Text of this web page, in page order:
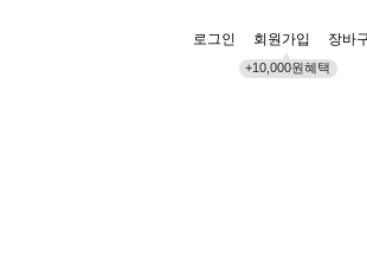
로그인 회원가입
+10,000원혜택
장바